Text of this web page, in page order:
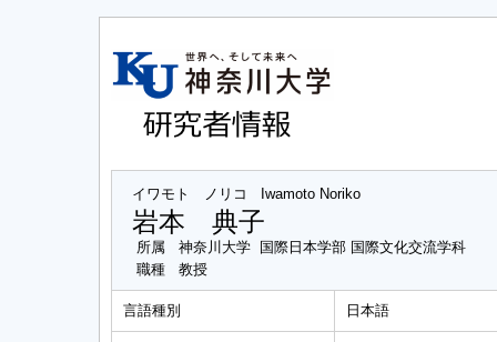
イワモト ノリコ Iwamoto Noriko
岩本 典子
所属
神奈川大学 国際日本学部 国際文化交流学科
職種
教授
言語種別 日本語